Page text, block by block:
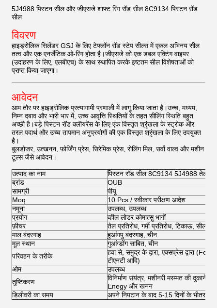
5J4988 पिस्टन सील और जीएसजे शाफ्ट रिंग रॉड सील 8C9134 पिस्टन रॉड
सील
विवरण
हाइड्रोलिक सिलेंडर GSJ के लिए टेफ्लॉन रॉड स्टेप सील्स में एकल अभिनय सील
तत्व और एक एनर्जेटिक ओ-रिंग होता है।जीएसजे को एक डबल एक्टिंग वाइपर
(उदाहरण के लिए, एलबीएच) के साथ स्थापित करके इष्टतम सील विशेषताओं को
प्राप्त किया जाएगा।
आवेदन
आम तौर पर हाइड्रोलिक प्रत्यागामी प्रणाली में लागू किया जाता है।उच्च, मध्यम,
निम्न दबाव और भारी भार में, उच्च आवृत्ति स्थितियों के तहत सीलिंग स्थिति बहुत
अच्छी है।बड़े पिस्टन रॉड क्लीयरेंस के लिए एक विस्तृत श्रृंखला के स्ट्रोक और
तरल पदार्थ और उच्च तापमान अनुप्रयोगों की एक विस्तृत श्रृंखला के लिए उपयुक्त
है।
बुलडोजर, उत्खनन, फोर्जिंग प्रेस, सिरेमिक प्रेस, रोलिंग मिल, सर्वो वाल्व और मशीन
टूल्स जैसे आवेदन।
उत्पाद का नाम
पिस्टन रॉड सील 8C9134 5J4988 तेल
ब्रांड
OUB
सामग्री
पीयू
Moq
10 Pcs / स्वीकार परीक्षण आदेश
नमूना
उपलब्ध, उपलब्ध
प्रयोग
व्हील लोडर कोमात्सु भागों
फ़ीचर
तेल प्रतिरोध, गर्मी प्रतिरोध, टिकाऊ, सील
माल बंदरगाह
हुआंगपु बंदरगाह, चीन
मूल स्थान
गुआंग्डोंग साबित, चीन
परिवहन के तरीके
हवा से, समुद्र के द्वारा, एक्सप्रेस द्वारा
टीएनटी आदि)
ओम
उपलब्ध
तुष्टिकरण
विनिर्माण संयंत्र, मशीनरी मरम्मत की दुकानें,
Enegy और खनन
डिलीवरी का समय
अपने निपटान के बाद 5-15 दिनों के भीतर